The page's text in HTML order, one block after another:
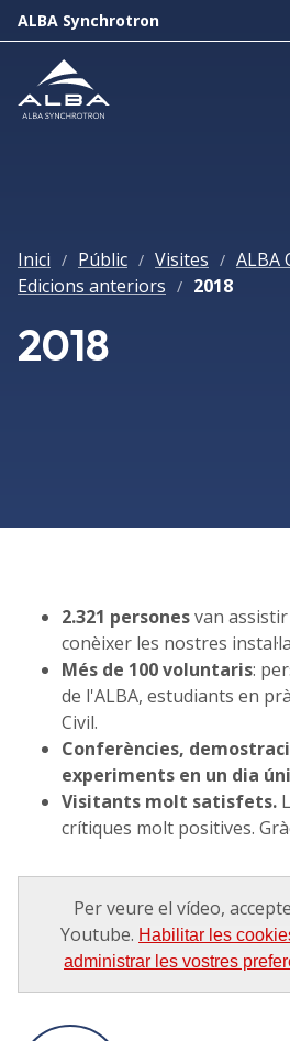
ALBA Synchrotron
Inici / Públic / Visites / ALBA
Edicions anteriors / 2018
2018
2.321 personesvan
conèixer les nostres
Més de 100 voluntaris:
de l'ALBA, estudiants en
Civil.
Conferències,
experiments en un dia
Visitants molt satisfets.
crítiques molt positives.
Per veure el vídeo,
Youtube. Habilitar les
administrar les vostres